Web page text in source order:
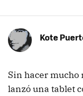
Kote
Sin hacer mucho
lanzó una tablet